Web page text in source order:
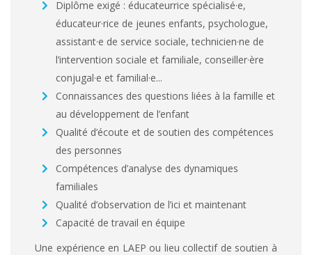
Diplôme exigé : éducateurrice spécialisé·e,
éducateur·rice de jeunes enfants, psychologue,
assistant·e de service sociale, technicien·ne de
l’intervention sociale et familiale, conseiller·ère
conjugal·e et familial·e...
Connaissances des questions liées à la famille et
au développement de l’enfant
Qualité d’écoute et de soutien des compétences
des personnes
Compétences d’analyse des dynamiques
familiales
Qualité d’observation de l’ici et maintenant
Capacité de travail en équipe
Une expérience en LAEP ou lieu collectif de soutien à